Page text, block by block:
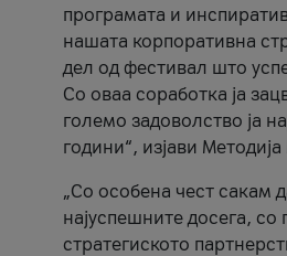
програмата и
нашата корпоративна
дел од фестивал што
Со оваа соработка ја
големо задоволство ја
години“, изјави
„Со особена чест сакам
најуспешните досега,
стратегиското